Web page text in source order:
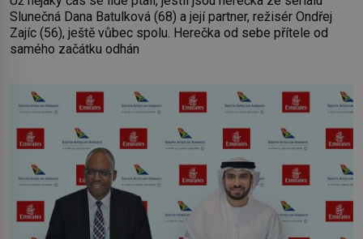
Slunečná Dana Batulková (68) a její partner, režisér Ondřej
Zajíc (56), ještě vůbec spolu. Herečka od sebe přítele od
samého začátku odhán